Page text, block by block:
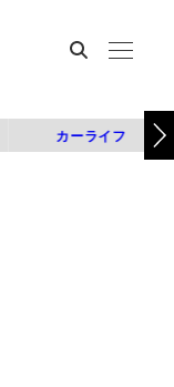
カーライフ